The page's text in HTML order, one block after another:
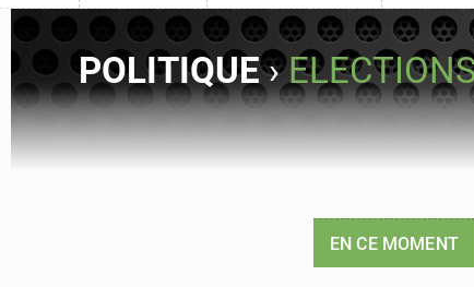
POLITIQUE›
EN CE MOMENT